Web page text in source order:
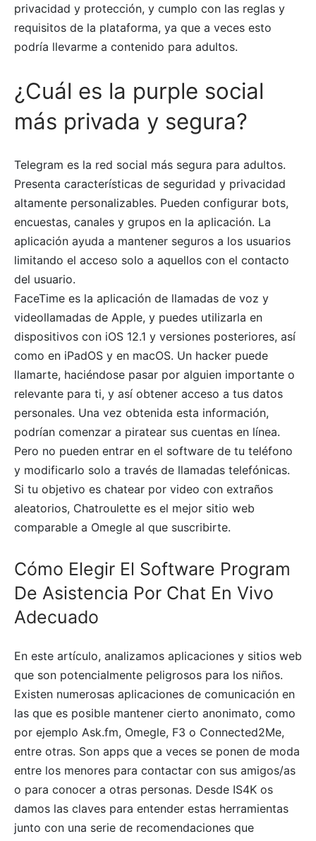
privacidad y protección, y cumplo con las reglas y
requisitos de la plataforma, ya que a veces esto
podría llevarme a contenido para adultos.
¿Cuál es la purple social
más privada y segura?
Telegram es la red social más segura para adultos.
Presenta características de seguridad y privacidad
altamente personalizables. Pueden configurar bots,
encuestas, canales y grupos en la aplicación. La
aplicación ayuda a mantener seguros a los usuarios
limitando el acceso solo a aquellos con el contacto
del usuario.
FaceTime es la aplicación de llamadas de voz y
videollamadas de Apple, y puedes utilizarla en
dispositivos con iOS 12.1 y versiones posteriores, así
como en iPadOS y en macOS. Un hacker puede
llamarte, haciéndose pasar por alguien importante o
relevante para ti, y así obtener acceso a tus datos
personales. Una vez obtenida esta información,
podrían comenzar a piratear sus cuentas en línea.
Pero no pueden entrar en el software de tu teléfono
y modificarlo solo a través de llamadas telefónicas.
Si tu objetivo es chatear por video con extraños
aleatorios, Chatroulette es el mejor sitio web
comparable a Omegle al que suscribirte.
Cómo Elegir El Software Program
De Asistencia Por Chat En Vivo
Adecuado
En este artículo, analizamos aplicaciones y sitios web
que son potencialmente peligrosos para los niños.
Existen numerosas aplicaciones de comunicación en
las que es posible mantener cierto anonimato, como
por ejemplo Ask.fm, Omegle, F3 o Connected2Me,
entre otras. Son apps que a veces se ponen de moda
entre los menores para contactar con sus amigos/as
o para conocer a otras personas. Desde IS4K os
damos las claves para entender estas herramientas
junto con una serie de recomendaciones que